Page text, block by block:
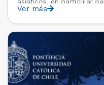
asiáticos, en particular
comerciales posteriores
digital.
Ver más